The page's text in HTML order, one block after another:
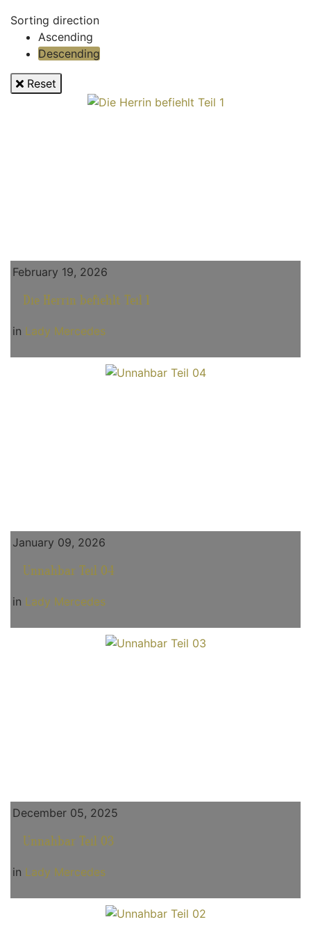
Sorting direction
Ascending
Descending
Reset
February 19, 2026
Die Herrin befiehlt Teil 1
in Lady Mercedes
January 09, 2026
Unnahbar Teil 04
in Lady Mercedes
December 05, 2025
Unnahbar Teil 03
in Lady Mercedes